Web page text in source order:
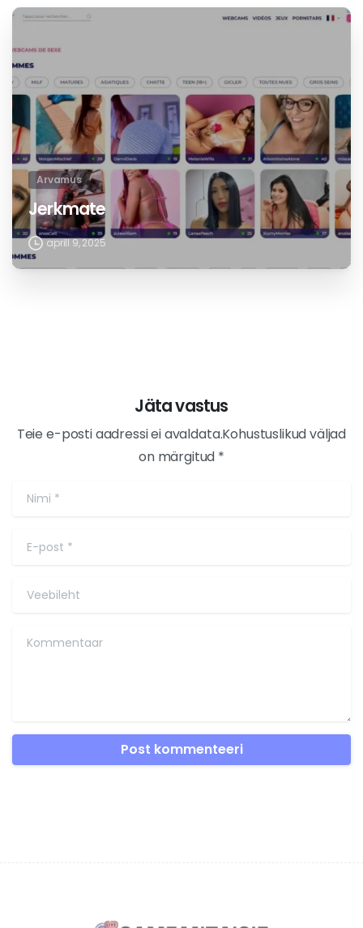
Arvamus
Jerkmate
Teie e-posti aadressi ei avaldata.Kohustuslikud väljad
Nimi *
E-post*
Veebileht
Kommentaar